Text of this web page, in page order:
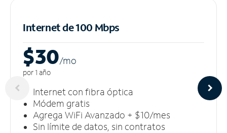
Internet de 100 Mbps
$30/mo
por 1 año
Internet con fibra óptica
Módem gratis
Agrega WiFi Avanzado + $10/mes
Sin límite de datos, sin contratos